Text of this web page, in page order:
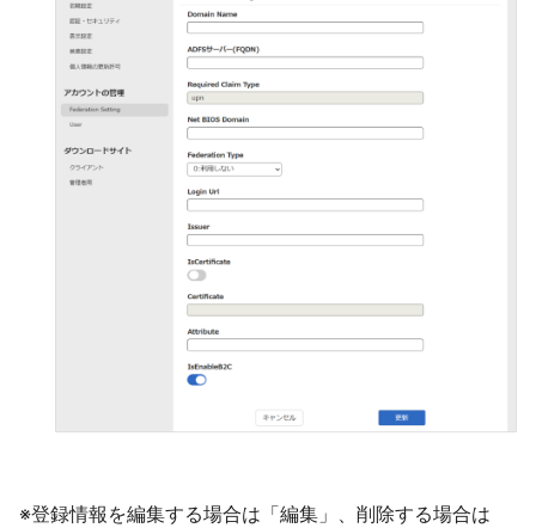
※登録情報を編集する場合は「編集」、削除する場合は